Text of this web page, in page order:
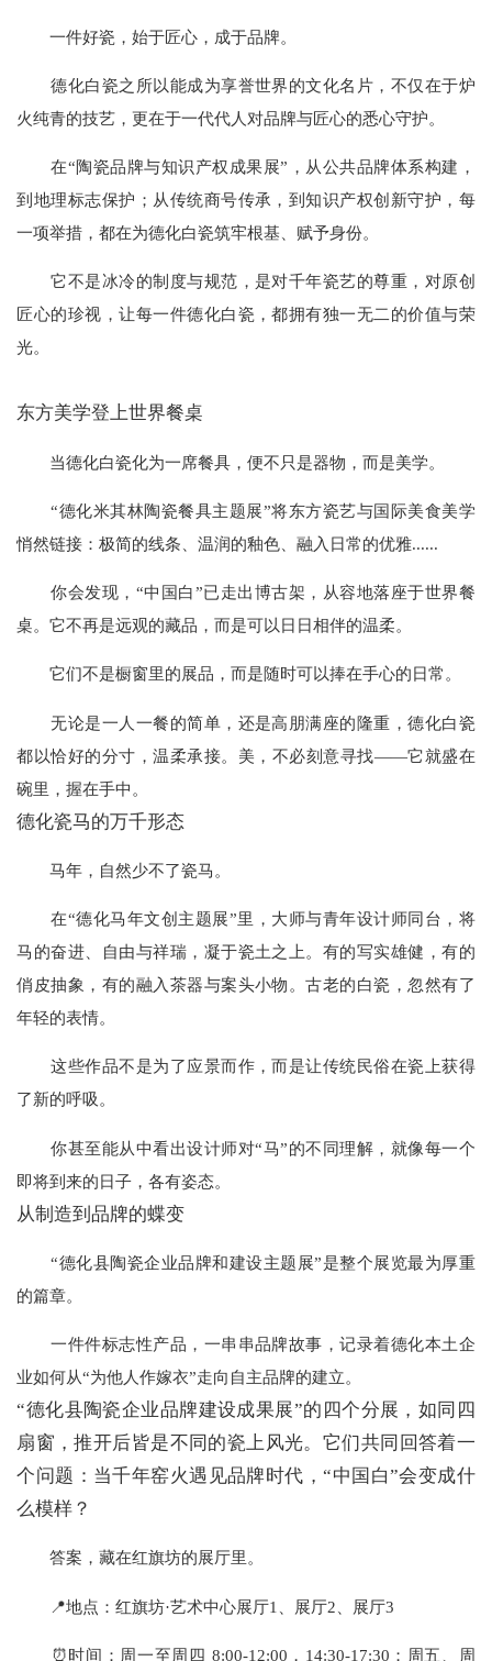
一件好瓷，始于匠心，成于品牌。
德化白瓷之所以能成为享誉世界的文化名片，不仅在于炉
火纯青的技艺，更在于一代代人对品牌与匠心的悉心守护。
在“陶瓷品牌与知识产权成果展”，从公共品牌体系构建，
到地理标志保护；从传统商号传承，到知识产权创新守护，每
一项举措，都在为德化白瓷筑牢根基、赋予身份。
它不是冰冷的制度与规范，是对千年瓷艺的尊重，对原创
匠心的珍视，让每一件德化白瓷，都拥有独一无二的价值与荣
光。
东方美学登上世界餐桌
当德化白瓷化为一席餐具，便不只是器物，而是美学。
“德化米其林陶瓷餐具主题展”将东方瓷艺与国际美食美学
悄然链接：极简的线条、温润的釉色、融入日常的优雅......
你会发现，“中国白”已走出博古架，从容地落座于世界餐
桌。它不再是远观的藏品，而是可以日日相伴的温柔。
它们不是橱窗里的展品，而是随时可以捧在手心的日常。
无论是一人一餐的简单，还是高朋满座的隆重，德化白瓷
都以恰好的分寸，温柔承接。美，不必刻意寻找——它就盛在
碗里，握在手中。
德化瓷马的万千形态
马年，自然少不了瓷马。
在“德化马年文创主题展”里，大师与青年设计师同台，将
马的奋进、自由与祥瑞，凝于瓷土之上。有的写实雄健，有的
俏皮抽象，有的融入茶器与案头小物。古老的白瓷，忽然有了
年轻的表情。
这些作品不是为了应景而作，而是让传统民俗在瓷上获得
了新的呼吸。
你甚至能从中看出设计师对“马”的不同理解，就像每一个
即将到来的日子，各有姿态。
从制造到品牌的蝶变
“德化县陶瓷企业品牌和建设主题展”是整个展览最为厚重
的篇章。
一件件标志性产品，一串串品牌故事，记录着德化本土企
业如何从“为他人作嫁衣”走向自主品牌的建立。
“德化县陶瓷企业品牌建设成果展”的四个分展，如同四
扇窗，推开后皆是不同的瓷上风光。它们共同回答着一
个问题：当千年窑火遇见品牌时代，“中国白”会变成什
么模样？
答案，藏在红旗坊的展厅里。
📍地点：红旗坊·艺术中心展厅1、展厅2、展厅3
⏰时间：周一至周四 8:00-12:00，14:30-17:30；周五、周